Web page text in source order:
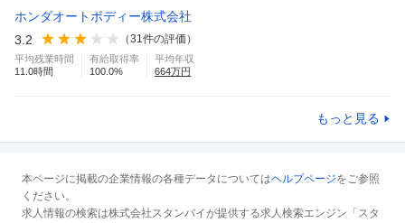
ホンダオートボディー株式会社
3.2
（31件の評価）
平均残業時間
11.0時間
有給取得率
100.0%
平均年収
664万円
もっと見る
本ページに掲載の企業情報の各種データについてはヘルプページをご参照
ください。
求人情報の検索は株式会社スタンバイが提供する求人検索エンジン「スタ